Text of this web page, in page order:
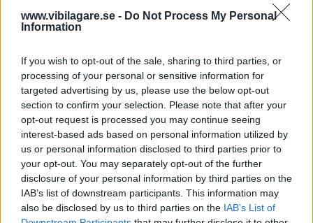
www.vibilagare.se - Do Not Process My Personal
Information
If you wish to opt-out of the sale, sharing to third parties, or
processing of your personal or sensitive information for
targeted advertising by us, please use the below opt-out
section to confirm your selection. Please note that after your
opt-out request is processed you may continue seeing
interest-based ads based on personal information utilized by
us or personal information disclosed to third parties prior to
your opt-out. You may separately opt-out of the further
disclosure of your personal information by third parties on the
IAB’s list of downstream participants. This information may
also be disclosed by us to third parties on the IAB’s List of
diesel…
– Det är ganska svårt att förstå. Opel säger att
de tror på dieselmotorn i den här bilklassen,
trots alla frågetecken som omger dieseln i
dessa dagar.
Hur är bilen att köra då?
– Det är verkligen inget fel på väghållningen.
Den går fint. Men dieselmotorn i kombination
med en ganska slö automatlåda tar liksom